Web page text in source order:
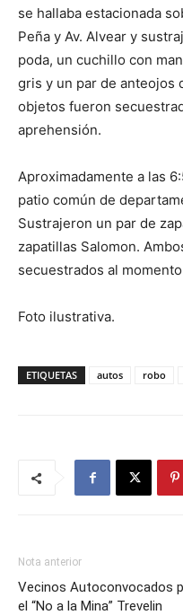
se hallaba estacionada
Peña y Av. Alvear y
poda, un cuchillo con
gris y un par de anteojos
objetos fueron
aprehensión.
Aproximadamente a las
patio común de
Sustrajeron un par de
zapatillas Salomon.
secuestrados al
Foto ilustrativa.
ETIQUETAS autos robo
Nota anterior
Vecinos Autoconvocados
el “No a la Mina” Trevelin